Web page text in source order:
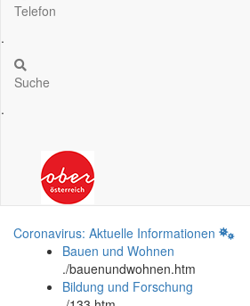
Telefon
.
Suche
.
Coronavirus: Aktuelle Informationen
Bauen und Wohnen
./bauenundwohnen.htm
Bildung und Forschung